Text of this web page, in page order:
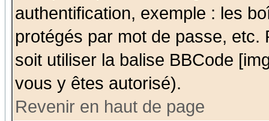
authentification, exemple : les
protégés par mot de passe,
soit utiliser la balise BBCode
vous y êtes autorisé).
Revenir en haut de page